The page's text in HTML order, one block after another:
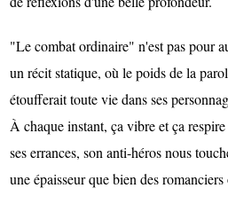
"Le combat ordinaire" n'est pas pour
un récit statique, où le poids de la
étoufferait toute vie dans ses
À chaque instant, ça vibre et ça
ses errances, son anti-héros nous
une épaisseur que bien des